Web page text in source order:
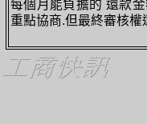
每個月能負擔的 還款
重點協商.但最終審核權